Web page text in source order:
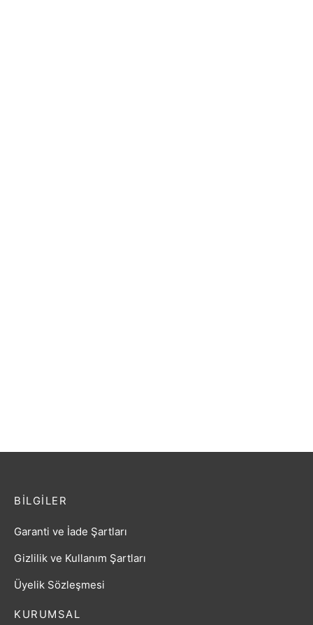
KURUMSAL
BILGILER
Garanti ve İade Şartları
Gizlilik ve Kullanım Şartları
Üyelik Sözleşmesi